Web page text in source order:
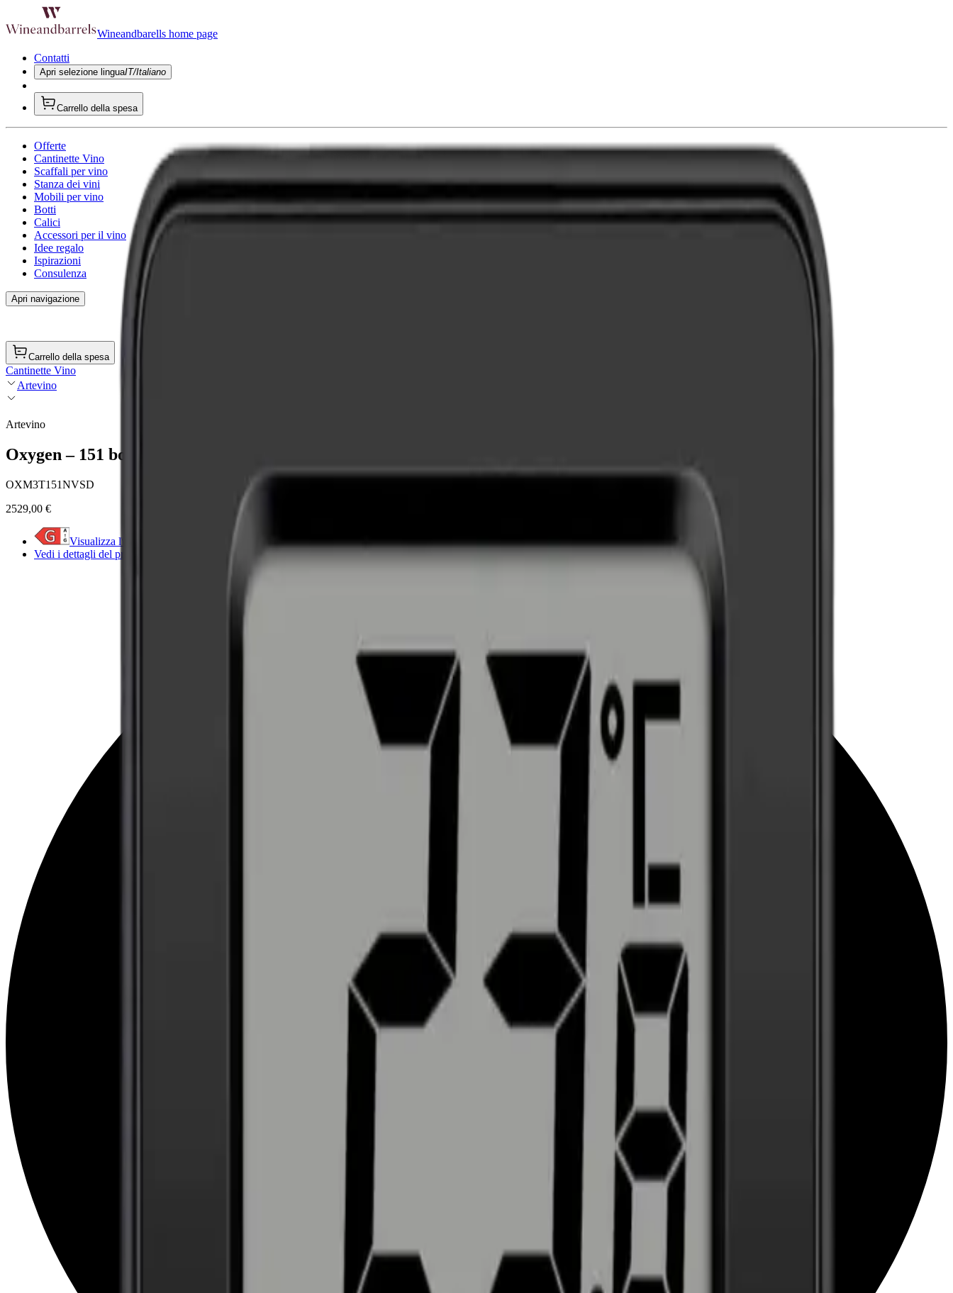
Wineandbarells home page
Contatti
Apri selezione linguaIT/Italiano
Carrello della spesa
Offerte
Cantinette Vino
Scaffali per vino
Stanza dei vini
Mobili per vino
Botti
Calici
Accessori per il vino
Idee regalo
Ispirazioni
Consulenza
Apri navigazione
Carrello della spesa
Cantinette Vino
Artevino
Artevino
Oxygen – 151 bottiglie – Tre zone – Porta in vetro
OXM3T151NVSD
2529,00 €
Visualizza l\'etichetta energetica
Vedi i dettagli del prodotto